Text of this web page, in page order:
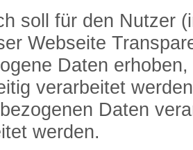
soll für den Nutzer
Webseite
Daten
verarbeitet
Daten
werden.